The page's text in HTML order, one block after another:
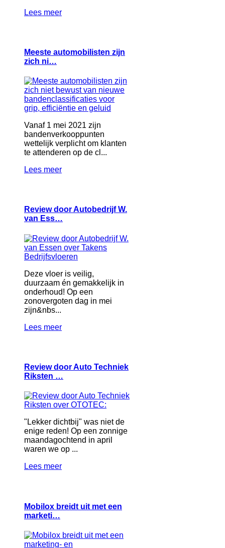
Lees meer
Meeste automobilisten zijn
zich ni…
Vanaf 1 mei 2021 zijn
bandenverkooppunten
wettelijk verplicht om klanten
te attenderen op de cl...
Lees meer
Review door Autobedrijf W.
van Ess…
Deze vloer is veilig,
duurzaam én gemakkelijk in
onderhoud! Op een
zonovergoten dag in mei
zijn&nbs...
Lees meer
Review door Auto Techniek
Riksten …
"Lekker dichtbij" was niet de
enige reden! Op een zonnige
maandagochtend in april
waren we op ...
Lees meer
Mobilox breidt uit met een
marketi…